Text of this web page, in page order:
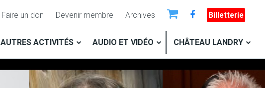
Faire un don Devenir membre Archives Billetterie
AUTRES ACTIVITÉS AUDIO ET VIDÉO CHÂTEAU LANDRY